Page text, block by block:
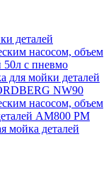
деталей
насосом, объем
50л с пневмо
для мойки деталей
NW90
насосом, объем
АМ800 РМ
мойка деталей